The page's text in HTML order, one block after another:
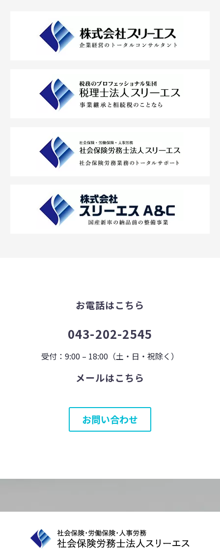
お電話はこちら
043-202-2545
受付：9:00 – 18:00（土・日・祝除く）
メールはこちら
お問い合わせ